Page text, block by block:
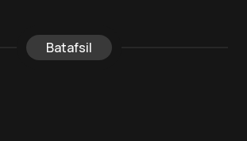
Batafsil